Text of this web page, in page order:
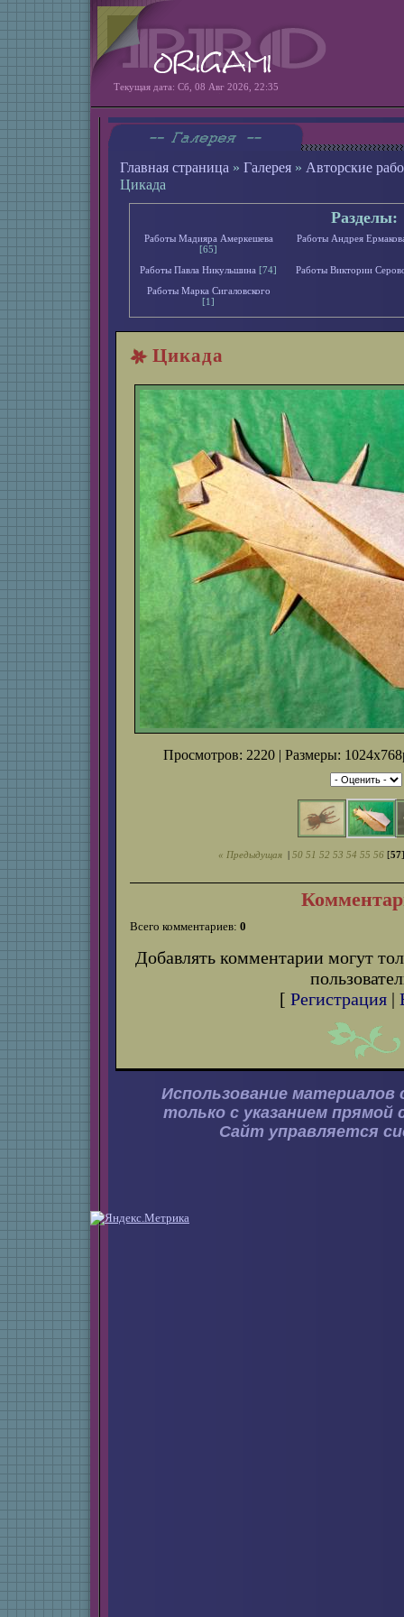
Текущая дата: Сб, 08 Авг 2026, 22:35
Главная страница » Галерея » Авторские
Цикада
Разделы:
Работы Мадияра Амеркешева
[65]
Работы Андрея
Работы Павла Никульшина [74]
Работы Виктории
Работы Марка Сигаловского
[1]
Цикада
Просмотров: 2220 | Размеры:
« Предыдущая 50 51 52 53 54 55 56 [57
Всего комментариев: 0
Добавлять комментарии могут
[ Регистрация |
Использование материалов
только с указанием прямой
Сайт управляется